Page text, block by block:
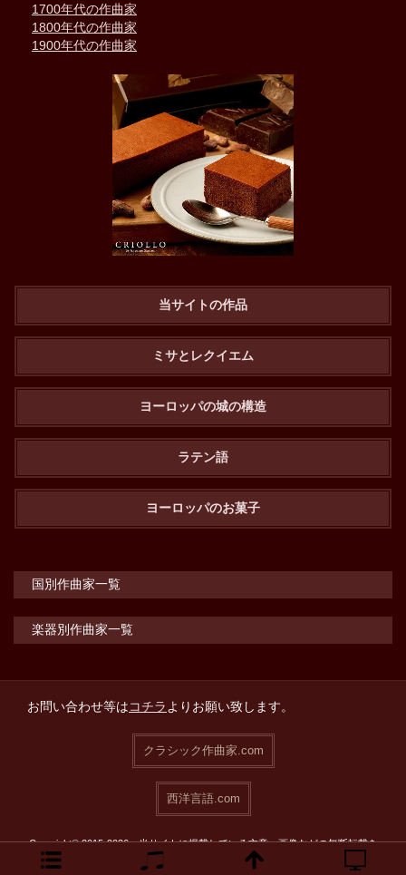
1700年代の作曲家
1800年代の作曲家
1900年代の作曲家
当サイトの作品
ミサとレクイエム
ヨーロッパの城の構造
ラテン語
ヨーロッパのお菓子
国別作曲家一覧
楽器別作曲家一覧
お問い合わせ等はコチラよりお願い致します。
クラシック作曲家.com
西洋言語.com
Copyright© 2015-2026 当サイトに掲載している文章・画像などの無断転載を